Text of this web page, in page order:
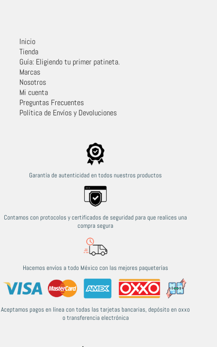
Inicio
Tienda
Guía: Eligiendo tu primer patineta.
Marcas
Nosotros
Mi cuenta
Preguntas Frecuentes
Política de Envíos y Devoluciones
Garantía de autenticidad en todos nuestros productos
Contamos con protocolos y certificados de seguridad para que realices una
compra segura
Hacemos envíos a todo México con las mejores paqueterías
Aceptamos pagos en línea con todas las tarjetas bancarias, depósito en oxxo
o transferencia electrónica